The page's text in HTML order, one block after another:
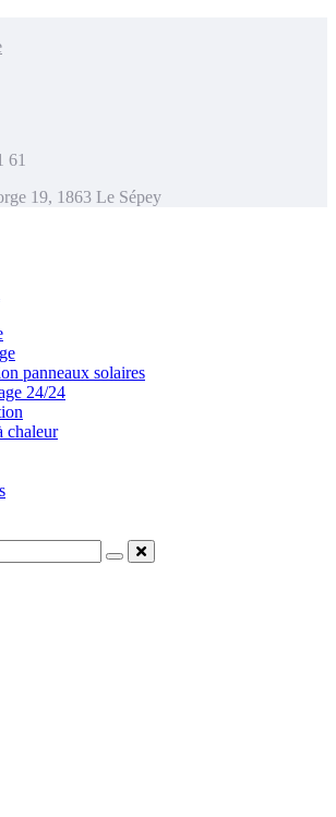
61
19, 1863 Le Sépey
panneaux solaires
24/24
chaleur